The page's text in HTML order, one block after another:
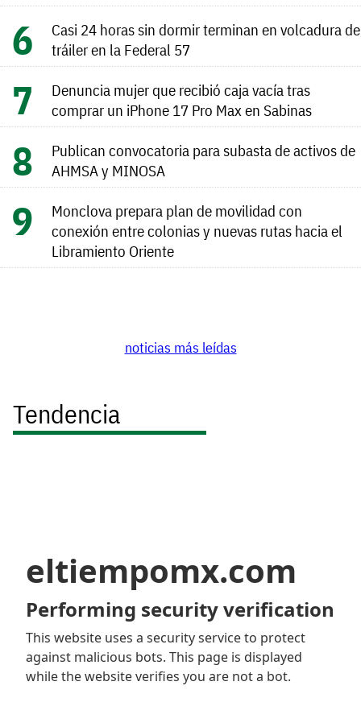
Casi 24 horas sin dormir terminan en volcadura de
tráiler en la Federal 57
Denuncia mujer que recibió caja vacía tras
comprar un iPhone 17 Pro Max en Sabinas
Publican convocatoria para subasta de activos de
AHMSA y MINOSA
Monclova prepara plan de movilidad con
conexión entre colonias y nuevas rutas hacia el
Libramiento Oriente
noticias más leídas
Tendencia